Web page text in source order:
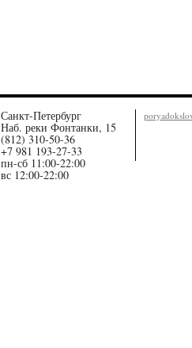
Санкт-Петербург
Наб. реки Фонтанки, 15
(812) 310-50-36
+7 981 193-27-33
пн-сб 11:00-22:00
вс 12:00-22:00